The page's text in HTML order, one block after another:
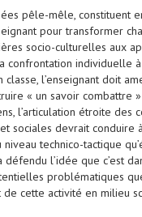
pêle-mêle, constituent
pour transformer
socio-culturelles aux
confrontation individuelle
classe, l’enseignant doit
« un savoir combattre
l’articulation étroite des
sociales devrait conduire
technico-tactique
défendu l’idée que c’est
problématiques
de cette activité en milieu